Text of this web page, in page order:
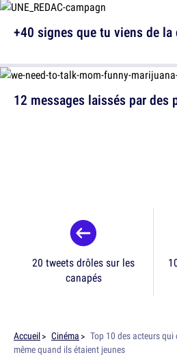
12 messages laissés par des
+40 signes que tu viens de la
20 tweets drôles sur les
canapés
Accueil Cinéma
Top 10 des acteurs
même quand ils étaient jeunes